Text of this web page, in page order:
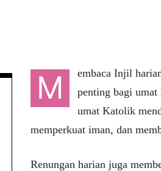
M
embaca Injil
penting bagi
umat Katolik
memperkuat iman, dan
Renungan harian juga